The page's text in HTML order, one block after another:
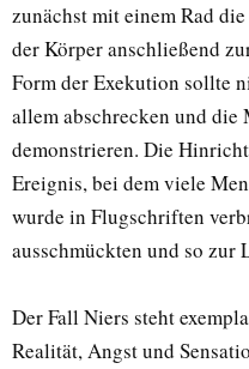
zunächst mit einem Rad
der Körper anschließend
Form der Exekution sollte
allem abschrecken und
demonstrieren. Die
Ereignis, bei dem viele
wurde in Flugschriften
ausschmückten und so zur
Der Fall Niers steht
Realität, Angst und